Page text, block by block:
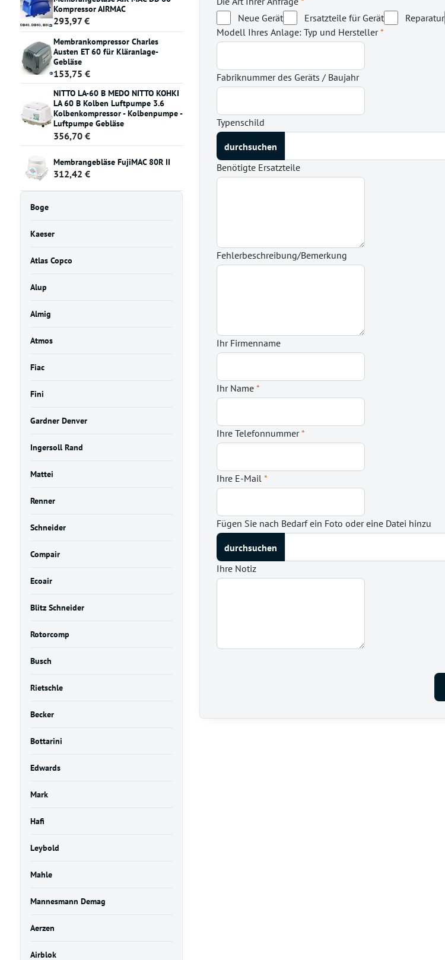
Neue Gerät
Ersatzteile für Gerät Reparatur
Modell Ihres Anlage: Typ und Hersteller*
Fabriknummer des Geräts / Baujahr
Typenschild
Benötigte Ersatzteile
Fehlerbeschreibung/Bemerkung
Ihr Firmenname
Ihr Name*
Ihre Telefonnummer*
Ihre E-Mail*
Fügen Sie nach Bedarf ein Foto oder eine Datei hinzu
Ihre Notiz
Kompressor AIRMAC
293,97 €
Membrankompressor Charles
Austen ET 60 für Kläranlage-
Gebläse
153,75 €
NITTO LA-60 B MEDO NITTO KOHKI
LA 60 B Kolben Luftpumpe 3.6
Kolbenkompressor - Kolbenpumpe -
Luftpumpe Gebläse
356,70 €
Membrangebläse FujiMAC 80R II
312,42 €
Boge
Kaeser
Atlas Copco
Alup
Almig
Atmos
Fiac
Fini
Gardner Denver
Ingersoll Rand
Mattei
Renner
Schneider
Compair
Ecoair
Blitz Schneider
Rotorcomp
Busch
Rietschle
Becker
Bottarini
Edwards
Mark
Hafi
Leybold
Mahle
Mannesmann Demag
Aerzen
Airblok